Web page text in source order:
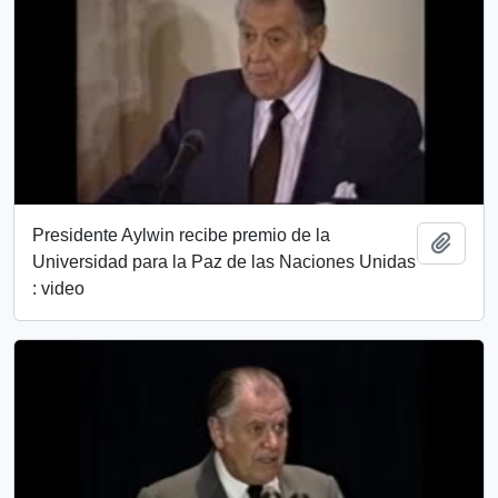
Presidente Aylwin recibe premio de la
Universidad para la Paz de las Naciones Unidas
: video